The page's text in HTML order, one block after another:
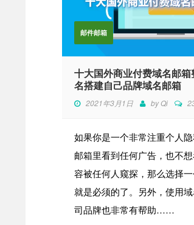
邮件邮箱
十大国外商业付费域名邮
名搭建自己品牌域名邮箱
2021年3月1日 byQi
如果你是一个非常注重个人
邮箱里看到任何广告，也不
容被任何人窥探，那么选择
就是必须的了。另外，使用
司品牌也非常有帮助……